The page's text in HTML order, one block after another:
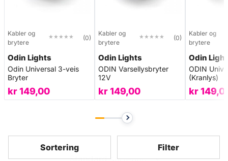
Kabler og
brytere
★★★★★
★★★★★ (0)
Odin Lights
Odin Universal 3-veis
Bryter
kr149,00
Kabler og
brytere
★★★★★
★★★★★ (0)
Odin Lights
ODIN Varsellysbryter
12V
kr149,00
Kabler og
brytere
Odin
ODIN
(Kranlys)
kr
Sortering Filter